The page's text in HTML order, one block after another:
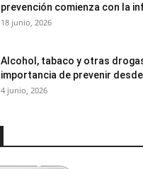
prevención comienza con la
18 junio, 2026
Alcohol, tabaco y otras
importancia de prevenir
4 junio, 2026